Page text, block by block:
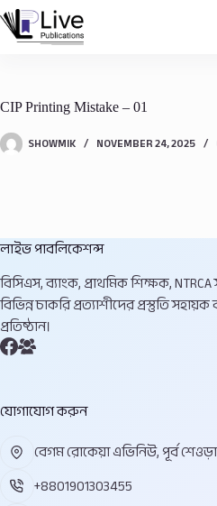
Skip
to
content
CIP Printing Mistake – 01
SHOWMIK NOVEMBER 24, 2025
লাইভ পাবলিকেশন্স
বিসিএস, ব্যাংক, প্রাথমিক শিক্ষক,
বিভিন্ন চাকরি প্রত্যাশীদের প্রস্তুতি সহায়ক
প্রতিষ্ঠান।
যোগাযোগ করুন
বেগম রোকেয়া এভিনিউ, পূর্ব
+8801901303455